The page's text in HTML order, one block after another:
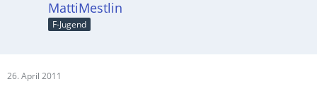
MattiMestlin
F-Jugend
26. April 2011